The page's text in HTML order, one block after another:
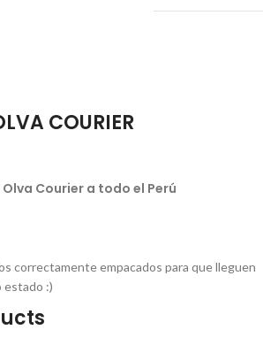
COURIER
Courier a todo el Perú
correctamente empacados para que lleguen
estado :)